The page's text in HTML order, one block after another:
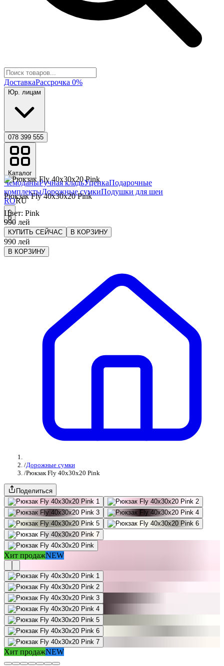
ДоставкаРассрочка 0%
Юр. лицам
078 399 555
Каталог
ЧемоданыРучная кладьУценкаПодарочные
комплектыДорожные сумкиПодушки для шеи
RORU
0
Рюкзак Fly 40x30x20 Pink
Цвет: Pink
990 лей
КУПИТЬ СЕЙЧАС В КОРЗИНУ
990 лей
В КОРЗИНУ
/Дорожные сумки
/Рюкзак Fly 40x30x20 Pink
Поделиться
Хит продажNEW
Хит продажNEW